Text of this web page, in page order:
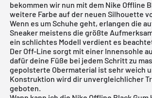
bekommen wir nun mit dem Nike Offline
weitere Farbe auf der neuen Silhouette
Wenn es um Schuhe geht, erlangen die
Sneaker meistens die größte
ein schlichtes Modell verdient es
Der Off-Line sorgt mit einer Innensohle
dafür deine Füße bei jedem Schritt zu
gepolsterte Obermaterial ist sehr weich
Konstruktion wird dir unvergleichlicher
geboten.